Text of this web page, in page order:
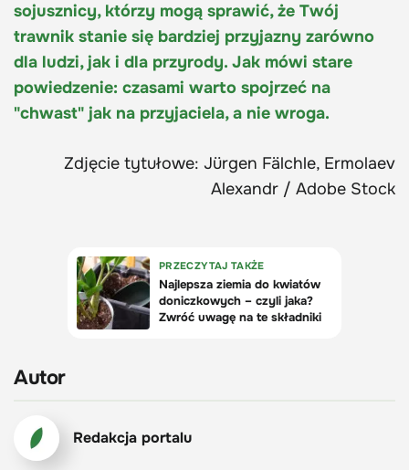
sojusznicy, którzy mogą sprawić, że Twój
trawnik stanie się bardziej przyjazny zarówno
dla ludzi, jak i dla przyrody. Jak mówi stare
powiedzenie: czasami warto spojrzeć na
"chwast" jak na przyjaciela, a nie wroga.
Zdjęcie tytułowe: Jürgen Fälchle, Ermolaev
Alexandr / Adobe Stock
Autor
Redakcja portalu